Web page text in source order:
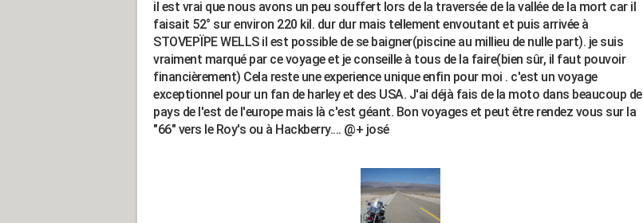
il est vrai que nous avons un peu souffert lors de la traversée de la vallée de la mort car il
faisait 52° sur environ 220 kil. dur dur mais tellement envoutant et puis arrivée à
STOVEPÏPE WELLS il est possible de se baigner(piscine au millieu de nulle part). je suis
vraiment marqué par ce voyage et je conseille à tous de la faire(bien sûr, il faut pouvoir
financièrement) Cela reste une experience unique enfin pour moi . c'est un voyage
exceptionnel pour un fan de harley et des USA. J'ai déjà fais de la moto dans beaucoup de
pays de l'est de l'europe mais là c'est géant. Bon voyages et peut être rendez vous sur la
"66" vers le Roy's ou à Hackberry.... @+ josé